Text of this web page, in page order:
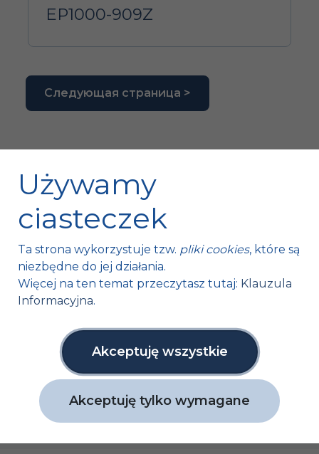
EP1000-909Z
Следующая страница >
Fischer Automotive Sp. z o.o. Sp. k.
Mroczków 4a,
tel. +48 41 254 12 66
fax. +48 41 254 11 95
info@fa1.pl
NIP: 6631761591
Używamy
ciasteczek
Ta strona wykorzystuje tzw. pliki cookies, które są
niezbędne do jej działania.
Więcej na ten temat przeczytasz tutaj: Klauzula
Informacyjna.
Akceptuję wszystkie
Akceptuję tylko wymagane